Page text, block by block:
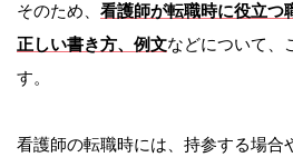
そのため、 看護師が転職時に役立つ
正しい書き方、例文などについて、
す。
看護師の転職時には、持参する場合